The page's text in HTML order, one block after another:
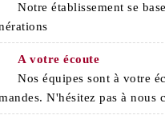
Notre établissement se
A votre écoute
Nos équipes sont à votre
N'hésitez pas à nous